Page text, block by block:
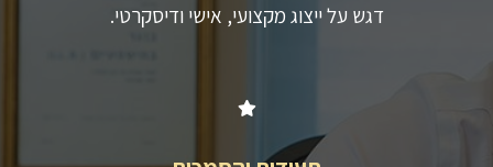
דגש על ייצוג מקצועי, אישי ודיסקרטי.